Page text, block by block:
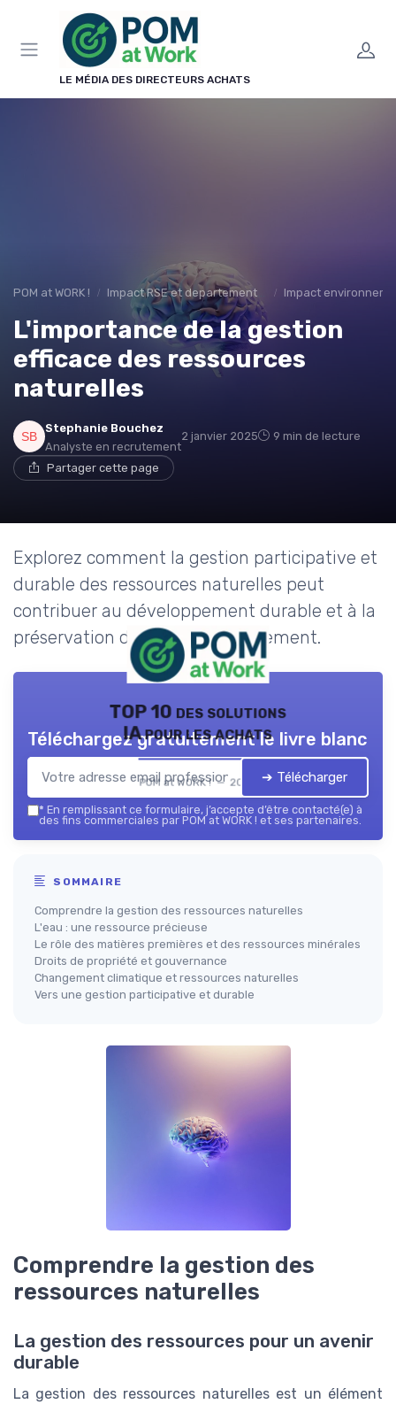
LE MÉDIA DES DIRECTEURS ACHATS
POM at WORK ! Impact RSE et departement achat Impact
L'importance de la gestion
efficace des ressources
naturelles
Stephanie Bouchez
Analyste en recrutement
2 janvier 2025 9 min de lecture
Partager cette page
Explorez comment la gestion participative et
durable des ressources naturelles peut
contribuer au développement durable et à la
préservation de notre environnement.
TOP 10 des solutions
IA pour les achats
POM at WORK ! — 2026
Téléchargez gratuitement le livre blanc
➔ Télécharger
* En remplissant ce formulaire, j’accepte d’être contacté(e) à
des fins commerciales par POM at WORK ! et ses partenaires.
SOMMAIRE
Comprendre la gestion des ressources naturelles
L'eau : une ressource précieuse
Le rôle des matières premières et des ressources minérales
Droits de propriété et gouvernance
Changement climatique et ressources naturelles
Vers une gestion participative et durable
Comprendre la gestion des
ressources naturelles
La gestion des ressources pour un avenir
durable
La gestion des ressources naturelles est un élément
Panneau de gestion des cookies